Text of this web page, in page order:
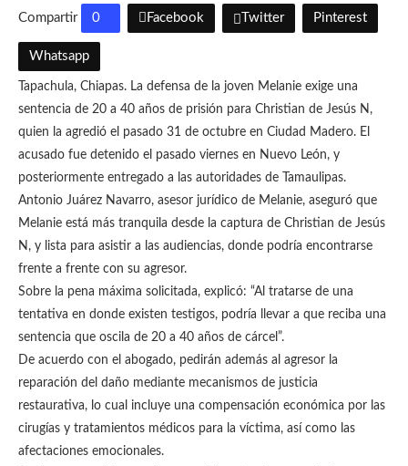
Compartir 0 Facebook Twitter Pinterest
Whatsapp
Tapachula, Chiapas. La defensa de la joven Melanie exige una
sentencia de 20 a 40 años de prisión para Christian de Jesús N,
quien la agredió el pasado 31 de octubre en Ciudad Madero. El
acusado fue detenido el pasado viernes en Nuevo León, y
posteriormente entregado a las autoridades de Tamaulipas.
Antonio Juárez Navarro, asesor jurídico de Melanie, aseguró que
Melanie está más tranquila desde la captura de Christian de Jesús
N, y lista para asistir a las audiencias, donde podría encontrarse
frente a frente con su agresor.
Sobre la pena máxima solicitada, explicó: “Al tratarse de una
tentativa en donde existen testigos, podría llevar a que reciba una
sentencia que oscila de 20 a 40 años de cárcel”.
De acuerdo con el abogado, pedirán además al agresor la
reparación del daño mediante mecanismos de justicia
restaurativa, lo cual incluye una compensación económica por las
cirugías y tratamientos médicos para la víctima, así como las
afectaciones emocionales.